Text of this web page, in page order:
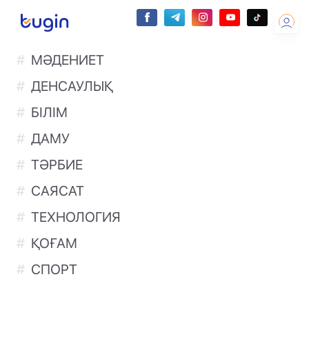
МӘДЕНИЕТ
ДЕНСАУЛЫҚ
БІЛІМ
ДАМУ
ТӘРБИЕ
САЯСАТ
ТЕХНОЛОГИЯ
ҚОҒАМ
СПОРТ